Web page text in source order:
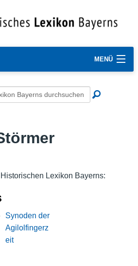
MENÜ
Lexikon Bayerns:
Synoden der
Agilolfingerz
eit